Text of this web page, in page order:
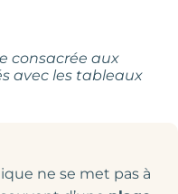
consacrée aux
avec les tableaux
ne se met pas à